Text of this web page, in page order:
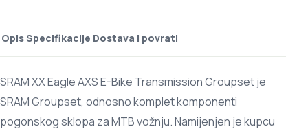
OpisSpecifikacije Dostava i povrati
SRAM XX Eagle AXS E-Bike Transmission Groupset je
SRAM Groupset, odnosno komplet komponenti
pogonskog sklopa za MTB vožnju. Namijenjen je kupcu